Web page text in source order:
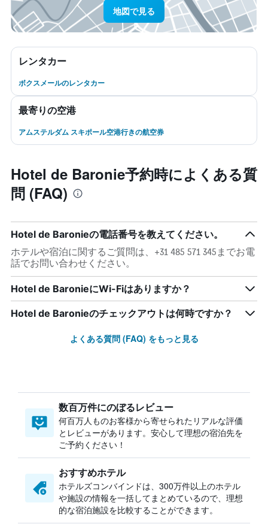
地図で見る
レンタカー
ボクスメールのレンタカー
最寄りの空港
アムステルダム スキポール空港行きの航空券
Hotel de Baronie予約時によくある質
問 (FAQ)
Hotel de Baronieの電話番号を教えてください。
ホテルや宿泊に関するご質問は、+31 485 571 345までお電
話でお問い合わせください。
Hotel de BaronieにWi-Fiはありますか？
Hotel de Baronieのチェックアウトは何時ですか？
よくある質問 (FAQ) をもっと見る
数百万件にのぼるレビュー
何百万人ものお客様から寄せられたリアルな評価
とレビューがあります。安心して理想の宿泊先を
ご予約ください！
おすすめホテル
ホテルズコンバインドは、300万件以上のホテル
や施設の情報を一括してまとめているので、理想
的な宿泊施設を比較することができます。